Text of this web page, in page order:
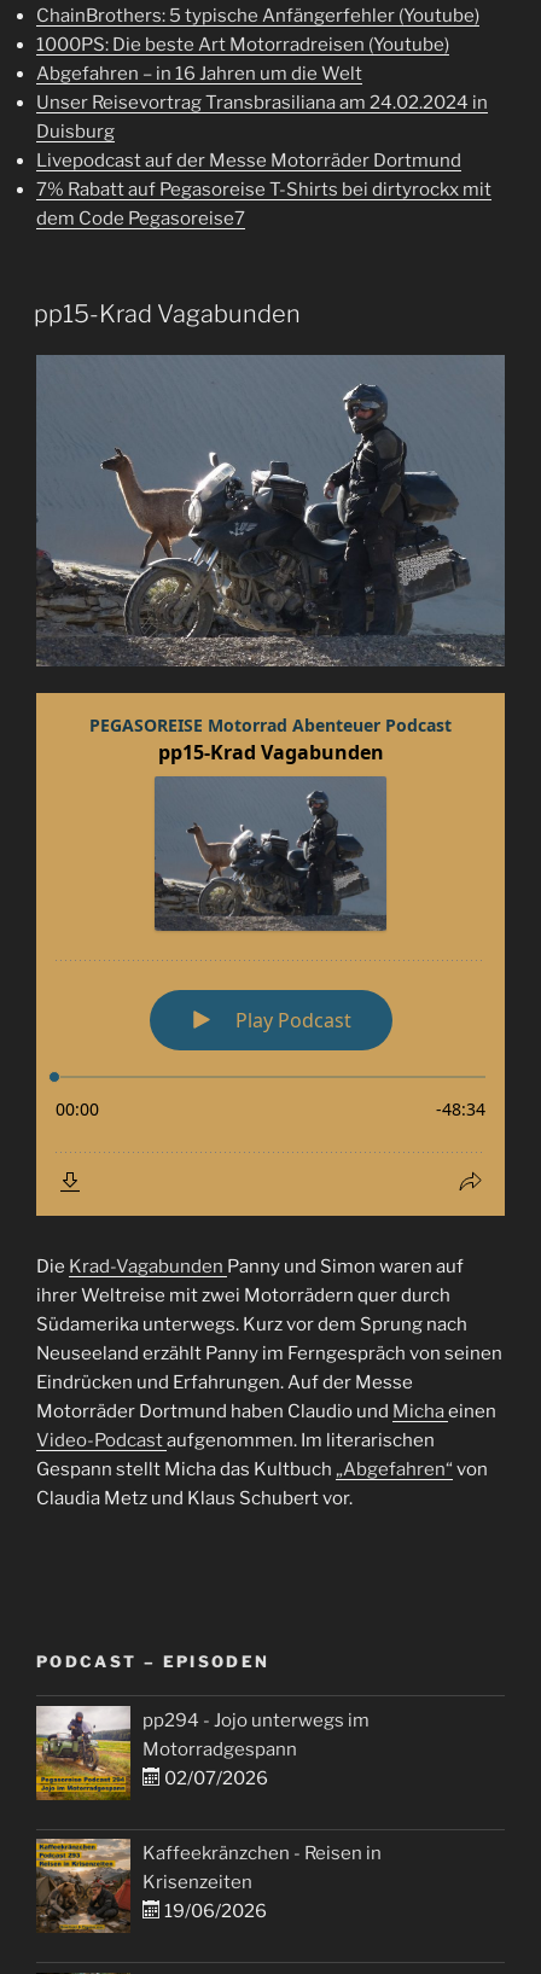
ChainBrothers: 5 typische Anfängerfehler (Youtube)
1000PS: Die beste Art Motorradreisen (Youtube)
Abgefahren – in 16 Jahren um die Welt
Unser Reisevortrag Transbrasiliana am 24.02.2024 in
Duisburg
Livepodcast auf der Messe Motorräder Dortmund
7% Rabatt auf Pegasoreise T-Shirts bei dirtyrockx mit
dem Code Pegasoreise7
pp15-Krad Vagabunden
Die Krad-Vagabunden Panny und Simon waren auf
ihrer Weltreise mit zwei Motorrädern quer durch
Südamerika unterwegs. Kurz vor dem Sprung nach
Neuseeland erzählt Panny im Ferngespräch von seinen
Eindrücken und Erfahrungen. Auf der Messe
Motorräder Dortmund haben Claudio und Michaeinen
Video-Podcastaufgenommen. Im literarischen
Gespann stellt Micha das Kultbuch „Abgefahren“ von
Claudia Metz und Klaus Schubert vor.
PODCAST – EPISODEN
pp294 - Jojo unterwegs im
Motorradgespann
02/07/2026
Kaffeekränzchen - Reisen in
Krisenzeiten
19/06/2026